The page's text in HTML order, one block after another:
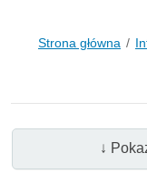
Strona główna
↓